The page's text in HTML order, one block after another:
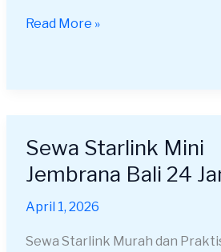
Read More »
Sewa Starlink Mini
Jembrana Bali 24
April 1, 2026
Sewa Starlink Murah dan
Sewa
Starlink
Mini
Jembrana
24